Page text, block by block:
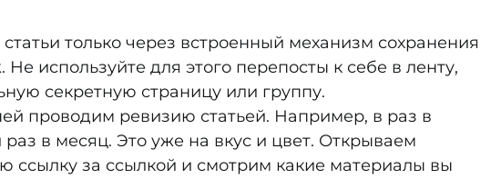
только через встроенный механизм сохранения
Не используйте для этого перепосты к себе в ленту,
секретную страницу или группу.
проводим ревизию статьей. Например, в раз в
в месяц. Это уже на вкус и цвет. Открываем
ссылку за ссылкой и смотрим какие материалы вы